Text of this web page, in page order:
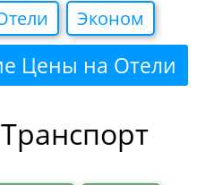
Эконом
Цены на Отели